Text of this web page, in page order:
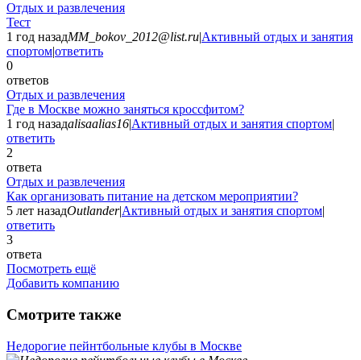
Отдых и развлечения
Тест
1 год назадMM_bokov_2012@list.ru|Активный отдых и занятия
спортом|ответить
0
ответов
Отдых и развлечения
Где в Москве можно заняться кроссфитом?
1 год назадalisaalias16|Активный отдых и занятия спортом|
ответить
2
ответа
Отдых и развлечения
Как организовать питание на детском мероприятии?
5 лет назадOutlander|Активный отдых и занятия спортом|
ответить
3
ответа
Посмотреть ещё
Добавить компанию
Смотрите также
Недорогие пейнтбольные клубы в Москве